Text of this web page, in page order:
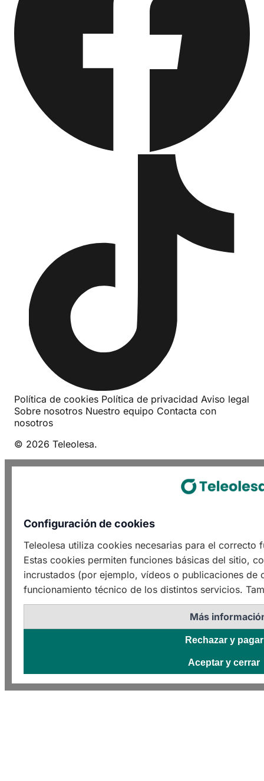
Política de cookies Política de privacidad Aviso legal
Sobre nosotros Nuestro equipo Contacta con
nosotros
© 2026 Teleolesa.
Configuración de cookies
Teleolesa utiliza cookies necesarias para el correcto
Estas cookies permiten funciones básicas del sitio,
incrustados (por ejemplo, vídeos o publicaciones de
funcionamiento técnico de los distintos servicios.
Más
Rechazar y pagar
Aceptar y cerrar